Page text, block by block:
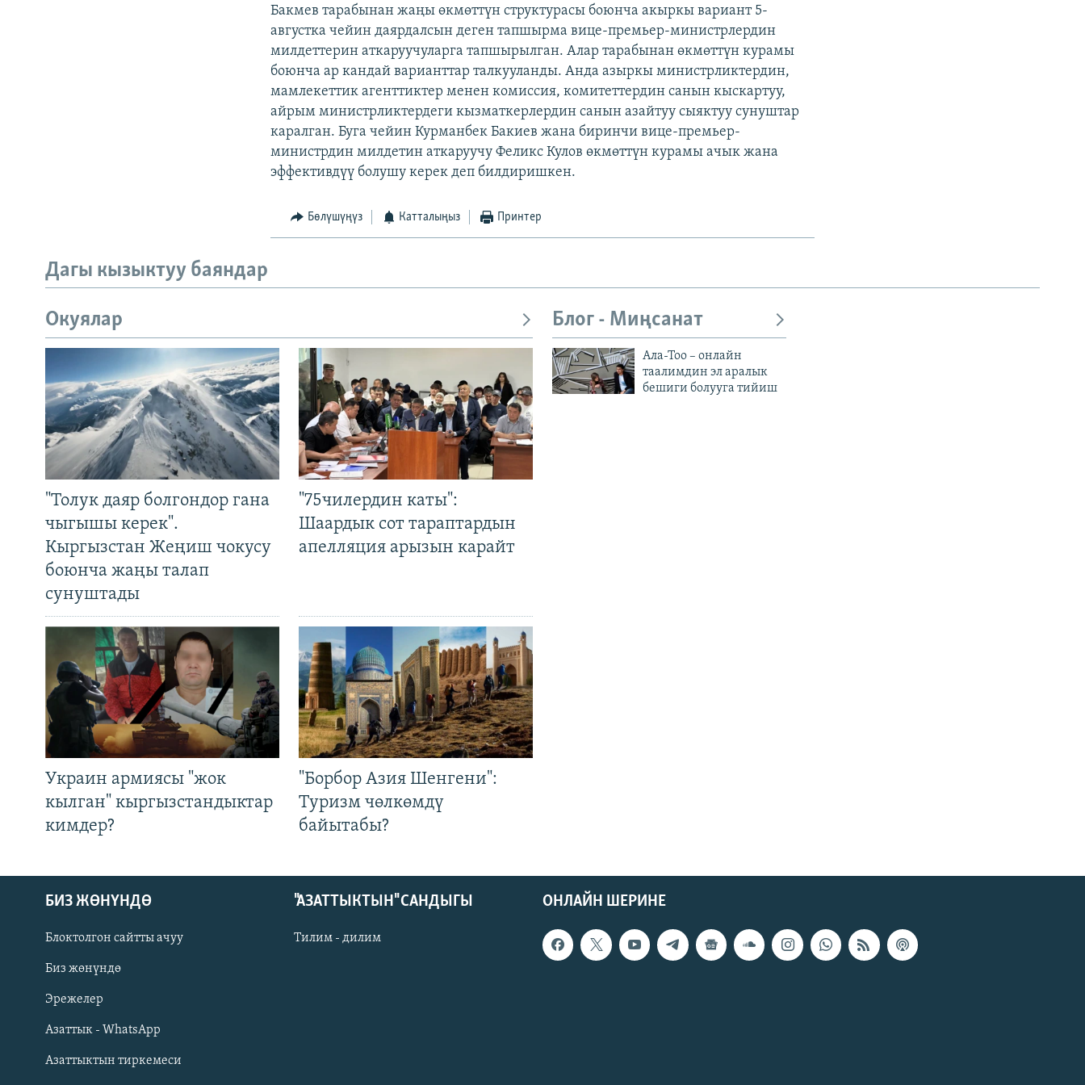
Русский
ОНЛАЙН ШЕРИНЕ
Бакмев тарабынан жаңы өкмөттүн структурасы боюнча акыркы вариант 5-
августка чейин даярдалсын деген тапшырма вице-премьер-министрлердин
милдеттерин аткаруучуларга тапшырылган. Алар тарабынан өкмөттүн курамы
боюнча ар кандай варианттар талкууланды. Анда азыркы министрликтердин,
мамлекеттик агенттиктер менен комиссия, комитеттердин санын кыскартуу,
айрым министрликтердеги кызматкерлердин санын азайтуу сыяктуу сунуштар
каралган. Буга чейин Курманбек Бакиев жана биринчи вице-премьер-
министрдин милдетин аткаруучу Феликс Кулов өкмөттүн курамы ачык жана
эффективдүү болушу керек деп билдиришкен.
Бөлүшүңүз Катталыңыз Принтер
Дагы кызыктуу баяндар
Окуялар
"Толук даяр болгондор гана
чыгышы керек".
Кыргызстан Жеңиш чокусу
боюнча жаңы талап
сунуштады
"75чилердин каты":
Шаардык сот тараптардын
апелляция арызын карайт
Украин армиясы "жок
кылган" кыргызстандыктар
кимдер?
"Борбор Азия Шенгени":
Туризм чөлкөмдү
байытабы?
Блог - Миңсанат
Ала-Тоо – онлайн
таалимдин эл аралык
бешиги болууга тийиш
ОНЛАЙН ШЕРИНЕ
БИЗ ЖӨНҮНДӨ
Блоктолгон сайтты ачуу
Биз жөнүндө
Эрежелер
Азаттык - WhatsApp
Азаттыктын тиркемеси
"АЗАТТЫКТЫН" САНДЫГЫ
Тилим - дилим